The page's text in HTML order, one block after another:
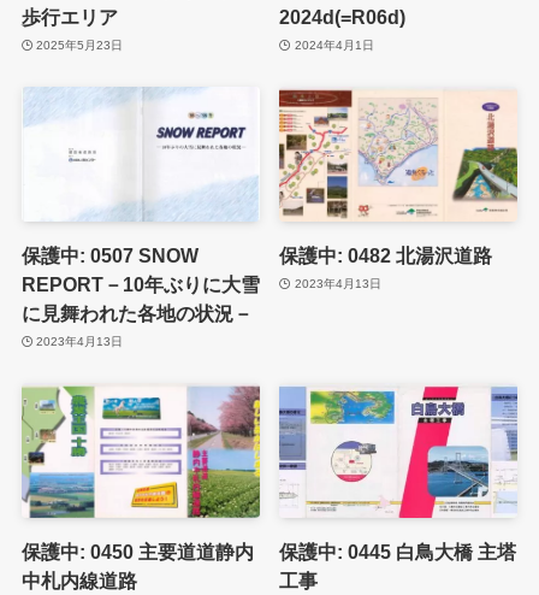
歩行エリア
2025年5月23日
2024d(=R06d)
2024年4月1日
保護中: 0507 SNOW
REPORT－10年ぶりに大雪
に見舞われた各地の状況－
2023年4月13日
保護中: 0482 北湯沢道路
2023年4月13日
保護中: 0450 主要道道静内
中札内線道路
保護中: 0445 白鳥大橋 主塔
工事